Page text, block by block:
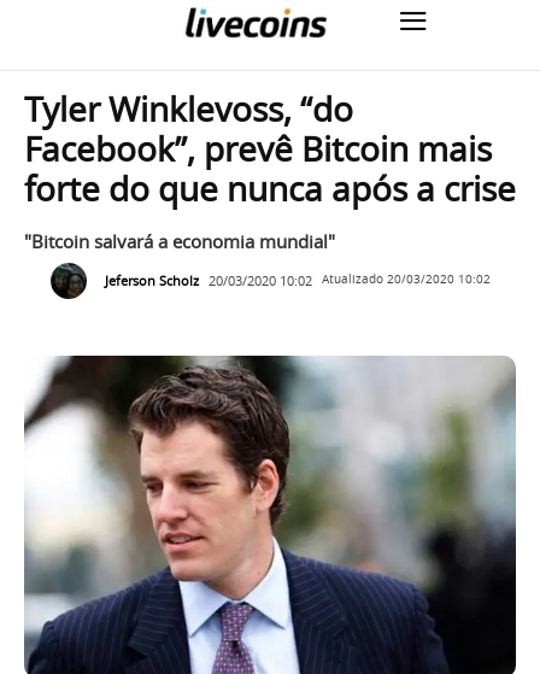
Tyler Winklevoss, “do
Facebook”, prevê Bitcoin mais
forte do que nunca após a crise
"Bitcoin salvará a economia mundial"
Jeferson Scholz 20/03/2020 10:02 Atualizado 20/03/2020 10:02